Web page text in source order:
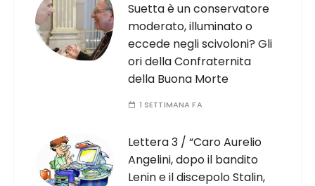
Suetta è un conservatore
moderato, illuminato o
eccede negli scivoloni? Gli
ori della Confraternita
della Buona Morte
1 SETTIMANA FA
Lettera 3 / “Caro Aurelio
Angelini, dopo il bandito
Lenin e il discepolo Stalin,